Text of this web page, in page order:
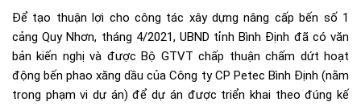
Để tạo thuận lợi cho công tác xây dựng nâng cấp bến số 1
cảng Quy Nhơn, tháng 4/2021, UBND tỉnh Bình Định đã có văn
bản kiến nghị và được Bộ GTVT chấp thuận chấm dứt hoạt
động bến phao xăng dầu của Công ty CP Petec Bình Định (nằm
trong phạm vi dự án) để dự án được triển khai theo đúng kế